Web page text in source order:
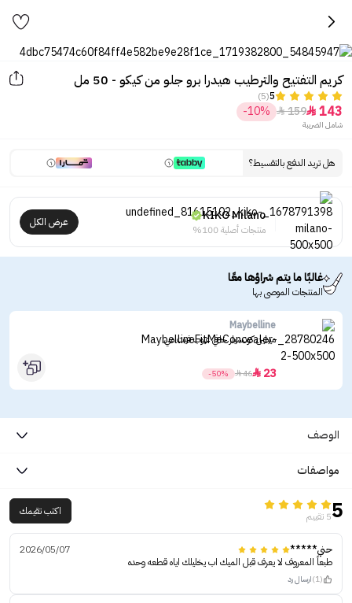
كريم التفتيح والترطيب هيدرا برو جلو من كيكو - 50 مل
5
(5)
143

159

-10%
شامل الضريبة
هل تريد الدفع بالتقسيط؟
KIKO Milano
منتجات أصلية 100%
عرض الكل
غالبًا ما يتم شراؤها معًا
المنتجات الموصى بها
Maybelline
ميبلين كونسيلر خافي عيوب فيت مي
23

46

-50%
الوصف
مواصفات
55 تقييم اكتب تقيمك
حني*****
2026/05/07
طبعاً المعروف لا يعرف قبل الميك اب يخليلك اياه قطعه وحده
(1) ارسال رد